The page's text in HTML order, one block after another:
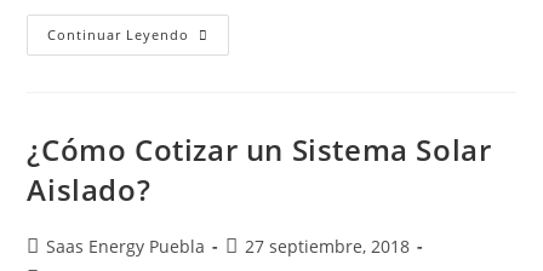
Continuar Leyendo
¿Cómo Cotizar un Sistema Solar
Aislado?
Saas Energy Puebla
27 septiembre, 2018